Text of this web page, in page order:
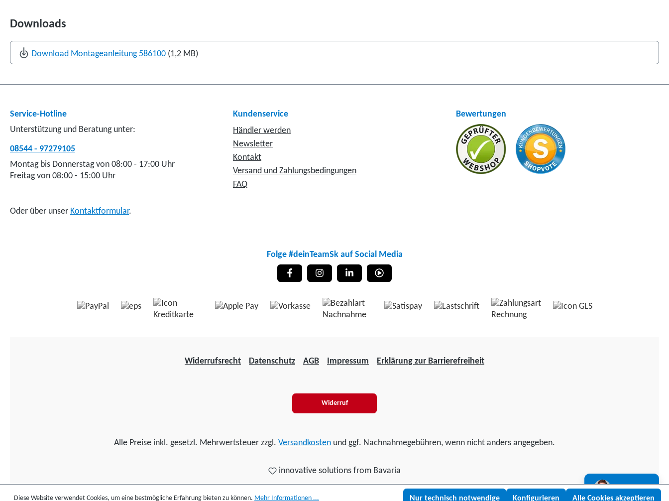
Downloads
Download Montageanleitung 586100 (1,2 MB)
Service-Hotline
Unterstützung und Beratung unter:
08544 - 97279105
Montag bis Donnerstag von 08:00 - 17:00 Uhr
Freitag von 08:00 - 15:00 Uhr
Oder über unser Kontaktformular.
Kundenservice
Händler werden
Newsletter
Kontakt
Versand und Zahlungsbedingungen
FAQ
Bewertungen
Folge #deinTeamSk auf Social Media
Widerrufsrecht Datenschutz AGB Impressum Erklärung zur Barrierefreiheit
Widerruf
Alle Preise inkl. gesetzl. Mehrwertsteuer zzgl. Versandkosten und ggf. Nachnahmegebühren, wenn nicht anders angegeben.
innovative solutions from Bavaria
Diese Website verwendet Cookies, um eine bestmögliche Erfahrung bieten zu können. Mehr Informationen ... Nur technisch notwendige Konfigurieren Alle Cookies akzeptieren
Lukas fragen